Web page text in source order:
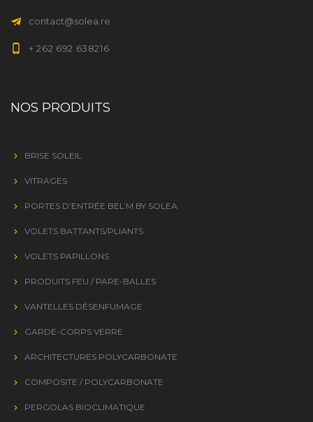
contact@solea.re
+ 262 692 638216
NOS PRODUITS
BRISE SOLEIL
VITRAGES
PORTES D’ENTRÉE BEL’M BY SOLEA
VOLETS BATTANTS/PLIANTS
VOLETS PAPILLONS
PRODUITS FEU / PARE-BALLES
VANTELLES DÉSENFUMAGE
GARDE-CORPS VERRE
ARCHITECTURES POLYCARBONATE
COMPOSITE / POLYCARBONATE
PERGOLAS BIOCLIMATIQUE